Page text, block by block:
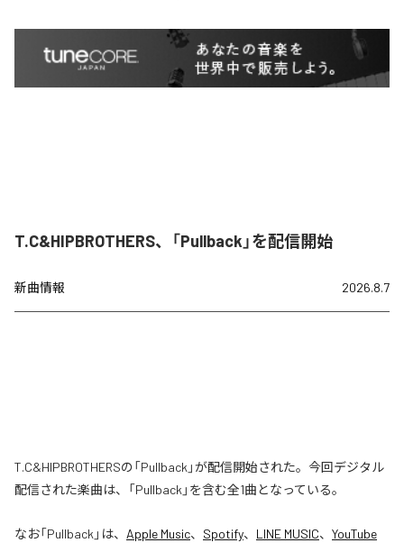
T.C&HIPBROTHERS、「Pullback」を配信開始
新曲情報 2026.8.7
T.C&HIPBROTHERSの「Pullback」が配信開始された。今回デジタル
配信された楽曲は、「Pullback」を含む全1曲となっている。
なお「Pullback 」は、 Apple Music、 Spotify、 LINE MUSIC、 YouTube